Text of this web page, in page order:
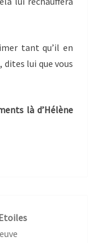
tant qu’il en
dites lui que vous
là d’Hélène